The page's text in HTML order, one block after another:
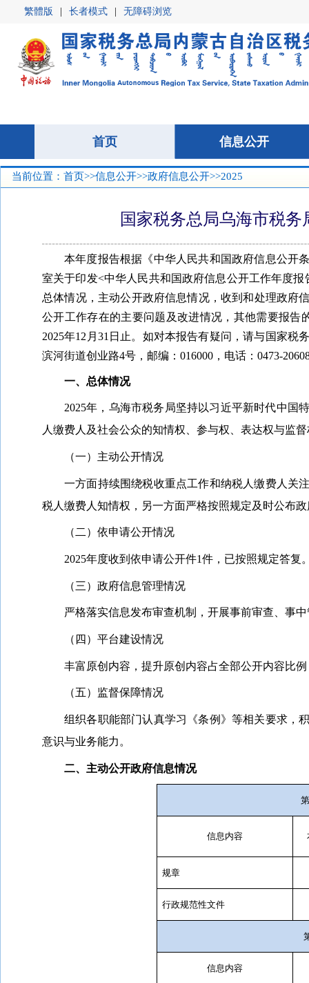
繁體版 长者模式 无障碍浏览
首页 信息公开
首页 信息公开
当前位置： 首页>>信息公开>>政府信息公开>>2025
国家税务总局乌海市税
本年度报告根据《中华人民共和国政府信息公开
室关于印发<中华人民共和国政府信息公开工作年度
总体情况，主动公开政府信息情况，收到和处理政府
公开工作存在的主要问题及改进情况，其他需要报告
2025年12月31日止。如对本报告有疑问，请与国家
滨河街道创业路4号，邮编：016000，电话：0473-
一、总体情况
2025年，乌海市税务局坚持以习近平新时代中国
人缴费人及社会公众的知情权、参与权、表达权与监
（一）主动公开情况
一方面持续围绕税收重点工作和纳税人缴费人关
税人缴费人知情权 ，另一方面严格按照规定及时公布
（二）依申请公开情况
2025年度收到依申请公开件1件，已按照规定答复
（三）政府信息管理情况
严格落实信息发布审查机制，开展事前审查、事
（四）平台建设情况
丰富原创内容，提升原创内容占全部公开内容比
（五）监督保障情况
组织各职能部门认真学习《条例 》 等相关要求，
意识与业务能力 。
二、主动公开政府信息情况
信息内容
规章
行政规范性文件
信息内容